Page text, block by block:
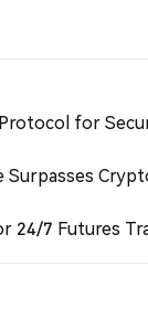
for
24/7 Futures